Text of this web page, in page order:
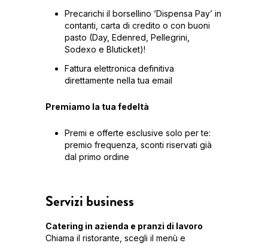
Precarichi il borsellino ‘Dispensa Pay’ in
contanti, carta di credito o con buoni
pasto (Day, Edenred, Pellegrini,
Sodexo e Bluticket)!
Fattura elettronica definitiva
direttamente nella tua email
Premiamo la tua fedeltà
Premi e offerte esclusive solo per te:
premio frequenza, sconti riservati già
dal primo ordine
Servizi business
Catering in azienda e pranzi di lavoro
Chiama il ristorante, scegli il menù e